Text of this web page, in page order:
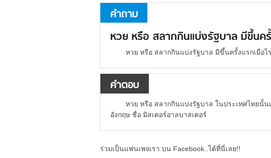
คำถาม
หวย หรือ สลากกินแบ่งรัฐบาล มีขึ้นครั้
หวย หรือ สลากกินแบ่งรัฐบาล มีขึ้นครั้งแรกเมื่อไร
คำตอบ
หวย หรือ สลากกินแบ่งรัฐบาล ในประเทศไทยนั้
อังกฤษ ชื่อ มิสเตอร์อาลบาสเตอร์
ร่วมเป็นแฟนเพจเรา บน Facebook..ได้ที่นี่เลย!!